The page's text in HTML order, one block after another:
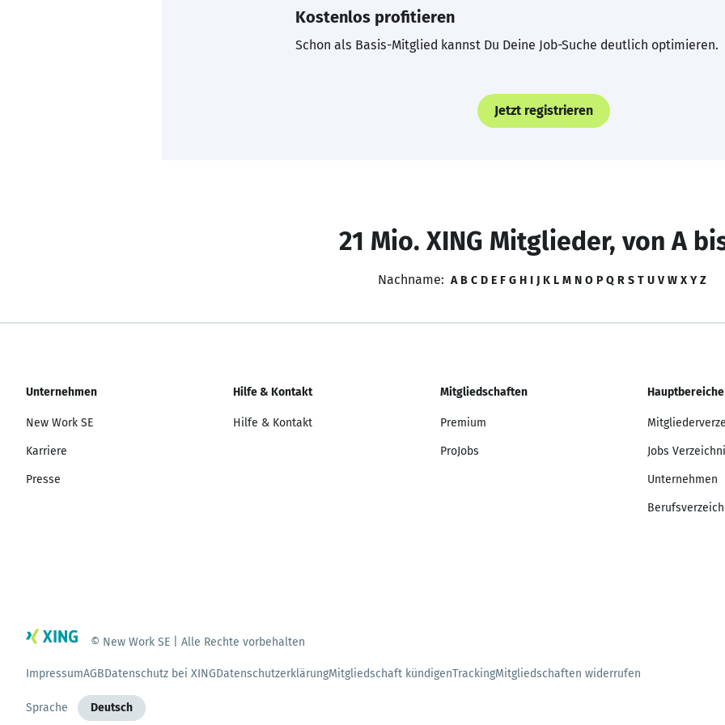
Kostenlos profitieren
Schon als Basis-Mitglied kannst Du Deine Job-Suche deutlich optimieren.
Jetzt registrieren
21 Mio. XING Mitglieder, von A
Nachname: A B C D E F G H I J K L M N O P Q R S T U V W X Y Z
Unternehmen
New Work SE
Karriere
Presse
Hilfe & Kontakt
Hilfe & Kontakt
Mitgliedschaften
Premium
ProJobs
Hauptbereiche
Jobs
Unternehmen
© New Work SE | Alle Rechte vorbehalten
ImpressumAGBDatenschutz bei XINGDatenschutzerklärungMitgliedschaft kündigenTrackingMitgliedschaften widerrufen
Sprache Deutsch